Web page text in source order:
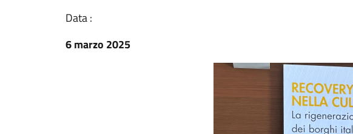
Data :
6 marzo 2025